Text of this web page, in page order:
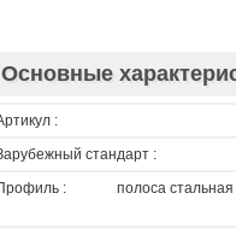
Основные
:
стандарт :
:
полоса